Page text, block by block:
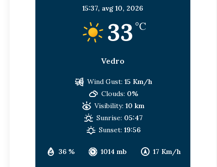
15:37, avg 10, 2026
33 °C
Vedro
36 % 1014 mb 17 Km/h
Wind Gust: 15 Km/h
Clouds: 0%
Visibility: 10 km
Sunrise: 05:47
Sunset: 19:56